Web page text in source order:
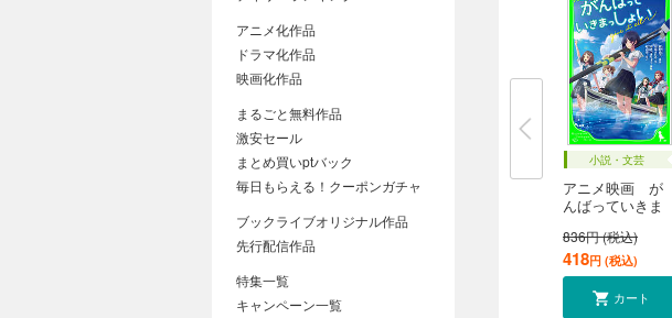
小説・文芸
アニメ映画 が
んばっていきま
836円 (税込)
418円 (税込)
カート
アニメ化作品
ドラマ化作品
映画化作品
まるごと無料作品
激安セール
まとめ買いptバック
毎日もらえる！クーポンガチャ
ブックライブオリジナル作品
先行配信作品
特集一覧
キャンペーン一覧